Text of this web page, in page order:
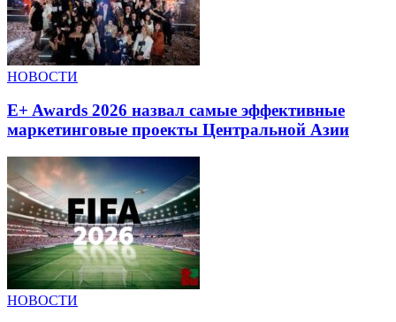
НОВОСТИ
E+ Awards 2026 назвал самые эффективные
маркетинговые проекты Центральной Азии
НОВОСТИ